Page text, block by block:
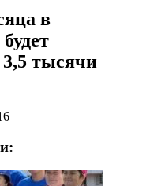
в
тысячи